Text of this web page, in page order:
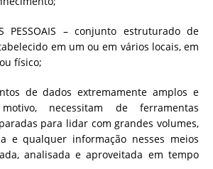
PESSOAIS – conjunto estruturado de
em um ou em vários locais, em
físico;
de dados extremamente amplos e
necessitam de ferramentas
para lidar com grandes volumes,
e qualquer informação nesses meios
analisada e aproveitada em tempo